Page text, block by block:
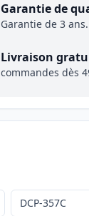
Garantie de
Garantie de 3
Livraison
commandes dès
DCP-357C